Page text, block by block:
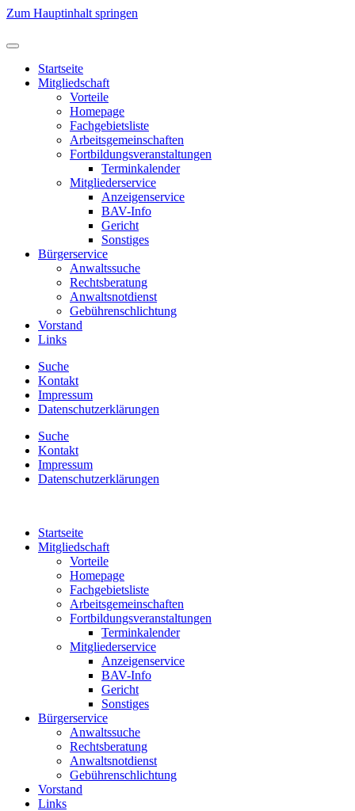
Zum Hauptinhalt springen
Startseite
Mitgliedschaft
Vorteile
Homepage
Fachgebietsliste
Arbeitsgemeinschaften
Fortbildungsveranstaltungen
Terminkalender
Mitgliederservice
Anzeigenservice
BAV-Info
Gericht
Sonstiges
Bürgerservice
Anwaltssuche
Rechtsberatung
Anwaltsnotdienst
Gebührenschlichtung
Vorstand
Links
Suche
Kontakt
Impressum
Datenschutzerklärungen
Suche
Kontakt
Impressum
Datenschutzerklärungen
Startseite
Mitgliedschaft
Vorteile
Homepage
Fachgebietsliste
Arbeitsgemeinschaften
Fortbildungsveranstaltungen
Terminkalender
Mitgliederservice
Anzeigenservice
BAV-Info
Gericht
Sonstiges
Bürgerservice
Anwaltssuche
Rechtsberatung
Anwaltsnotdienst
Gebührenschlichtung
Vorstand
Links